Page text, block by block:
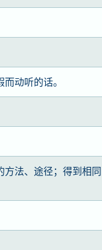
动听的话。
法、途径；得到相同